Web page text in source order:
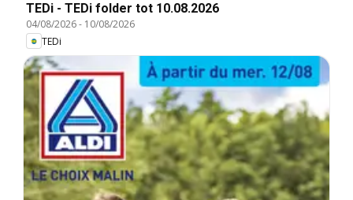
TEDi - TEDi folder tot 10.08.2026
04/08/2026- 10/08/2026
TEDi